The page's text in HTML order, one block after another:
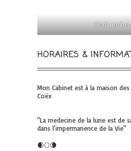
Cindy
HORAIRES &
Mon Cabinet est à la maison
Coëx
"La medecine de la lune est de
dans l'impermanence de la Vie"
🌒🌕🌘